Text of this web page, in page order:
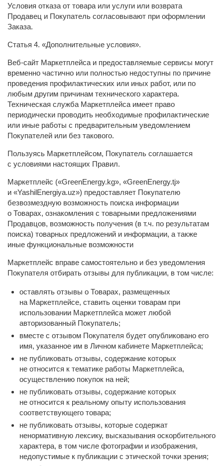
Условия отказа от товара или услуги или возврата
Продавец и Покупатель согласовывают при оформлении
Заказа.
Статья 4. «Дополнительные условия».
Веб-сайт Маркетплейса и предоставляемые сервисы могут
временно частично или полностью недоступны по причине
проведения профилактических или иных работ, или по
любым другим причинам технического характера.
Техническая служба Маркетплейса имеет право
периодически проводить необходимые профилактические
или иные работы с предварительным уведомлением
Покупателей или без такового.
Пользуясь Маркетплейсом, Покупатель соглашается
с условиями настоящих Правил.
Маркетплейс («GreenEnergy.kg», «GreenEnergy.tj»
и «YashilEnergiya.uz») предоставляет Покупателю
безвозмездную возможность поиска информации
о Товарах, ознакомления с товарными предложениями
Продавцов, возможность получения (в т.ч. по результатам
поиска) товарных предложений и информации, а также
иные функциональные возможности
Маркетплейс вправе самостоятельно и без уведомления
Покупателя отбирать отзывы для публикации, в том числе:
оставлять отзывы о Товарах, размещенных
на Маркетплейсе, ставить оценки товарам при
использовании Маркетплейса может любой
авторизованный Покупатель;
вместе с отзывом Покупателя будет опубликовано его
имя, указанное им в Личном кабинете Маркетплейса;
не публиковать отзывы, содержание которых
не относится к тематике работы Маркетплейса,
осуществлению покупок на ней;
не публиковать отзывы, содержание которых
не относится к реальному опыту использования
соответствующего товара;
не публиковать отзывы, которые содержат
ненормативную лексику, высказывания оскорбительного
характера, в том числе фотографии и изображения,
недопустимые к публикации с этической точки зрения;